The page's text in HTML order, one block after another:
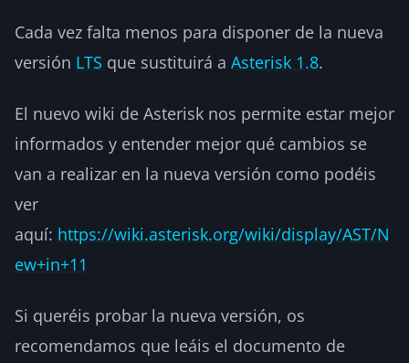
Cada vez falta menos para disponer de la nueva
versión LTS que sustituirá a Asterisk 1.8.
El nuevo wiki de Asterisk nos permite estar mejor
informados y entender mejor qué cambios se
van a realizar en la nueva versión como podéis
ver
aquí: https://wiki.asterisk.org/wiki/display/AST/N
ew+in+11
Si queréis probar la nueva versión, os
recomendamos que leáis el documento de